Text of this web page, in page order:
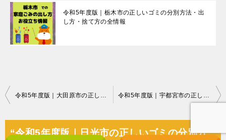
令和5年度版｜栃木市の正しいゴミの分別方法・出
し方・捨て方の全情報
投
令和5年度版｜大田原市の正しいゴミの分別方法・出し方・捨て方の全情報 令和5年度版｜宇都宮市の正しいゴミの分別方法・出し方・捨て方の全情報
“令和5年度版｜日光市の正しいゴミの分別方